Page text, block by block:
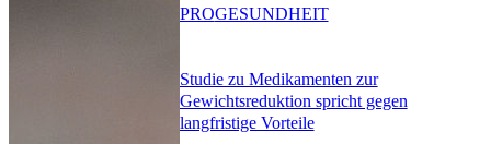
Studie zu Medikamenten zur
Gewichtsreduktion spricht gegen
langfristige Vorteile
PROGESUNDHEIT